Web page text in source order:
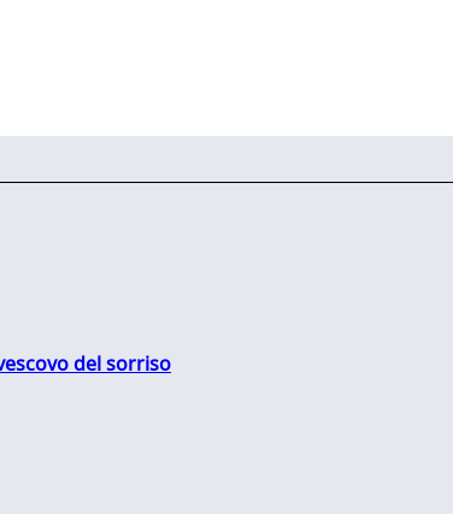
del sorriso